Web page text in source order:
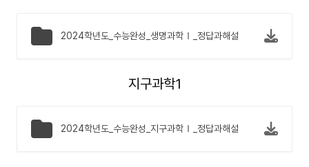
2024학년도_수능완성_생명과학Ⅰ_정답과해설
지구과학1
2024학년도_수능완성_지구과학Ⅰ_정답과해설